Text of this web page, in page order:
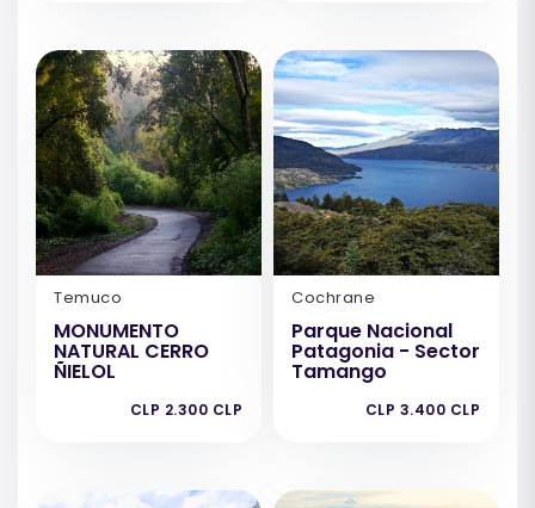
Temuco
MONUMENTO
NATURAL CERRO
ÑIELOL
CLP 2.300 CLP
Cochrane
Parque Nacional
Patagonia - Sector
Tamango
CLP 3.400 CLP